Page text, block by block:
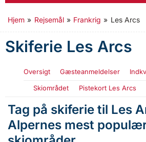
Hjem » Rejsemål » Frankrig » Les Arcs
Skiferie Les Arcs
Oversigt Gæsteanmeldelser
Skiområdet
Pistekort Les Arcs
Tag på skiferie til Les
Alpernes mest